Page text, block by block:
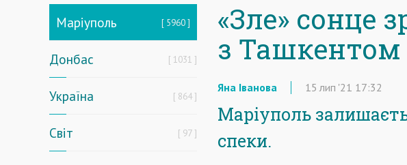
Маріуполь 5960
Донбас 1031
Україна 864
Світ 97
«Зле» сонце
з Ташкентом
Яна Іванова 15 лип '21 17:32
Маріуполь
спеки.